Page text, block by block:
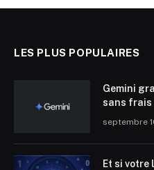
LES PLUS POPULAIRES
Gemini
sans frais
septembre
Et si